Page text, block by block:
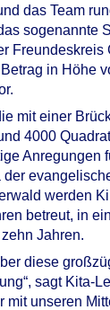
das Team
sogenannte
Freundeskreis
in Höhe
mit einer
4000
Anregungen
der
werden
betreut, in
Jahren.
diese
sagt Kita-
mit unseren